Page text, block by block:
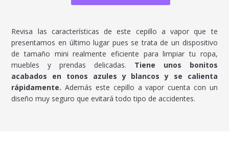
Revisa las características de este cepillo a vapor que te
presentamos en último lugar pues se trata de un dispositivo
de tamaño mini realmente eficiente para limpiar tu ropa,
muebles y prendas delicadas. Tiene unos bonitos
acabados en tonos azules y blancos y se calienta
rápidamente. Además este cepillo a vapor cuenta con un
diseño muy seguro que evitará todo tipo de accidentes.